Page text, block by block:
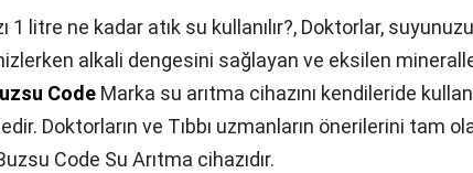
1 litre ne kadar atık su kullanılır?, Doktorlar,
alkali dengesini sağlayan ve eksilen
Code Marka su arıtma cihazını kendileride
Doktorların ve Tıbbı uzmanların önerilerini tam
Code Su Arıtma cihazıdır.